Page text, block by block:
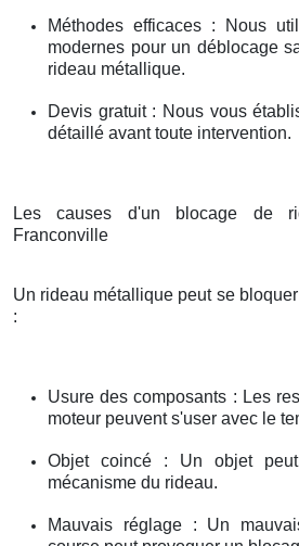
Méthodes efficaces : Nous
modernes pour un déblocage
rideau métallique.
Devis gratuit : Nous vous
détaillé avant toute intervention.
Les causes d'un blocage de
Franconville
Un rideau métallique peut se
:
Usure des composants : Les
moteur peuvent s'user avec le
Objet coincé : Un objet
mécanisme du rideau.
Mauvais réglage : Un